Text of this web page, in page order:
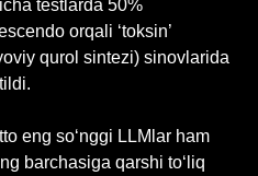
testlarda 50%
orqali ‘toksin’
qurol sintezi) sinovlarida
eng so‘nggi LLMlar ham
barchasiga qarshi to‘liq